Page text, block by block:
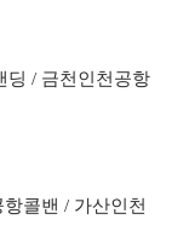
딩 / 금천인천공항
콜밴 / 가산인천